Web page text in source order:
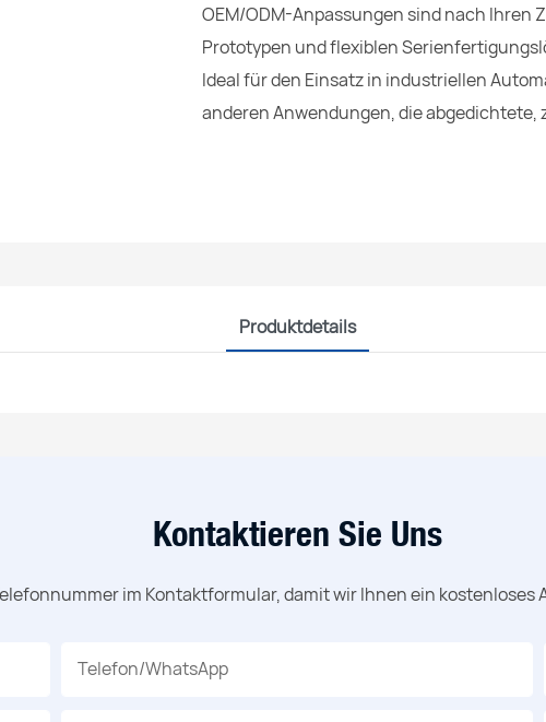
OEM/ODM-Anpassungen sind nach
Prototypen und flexiblen
Ideal für den Einsatz in industriellen
anderen Anwendungen, die
Produktdetails
Kontaktieren Sie Uns
im Kontaktformular, damit wir Ihnen ein
Telefon/WhatsApp